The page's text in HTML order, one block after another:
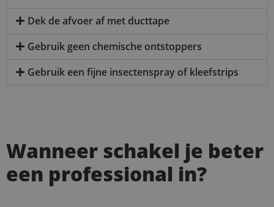
Dek de afvoer af met ducttape
Gebruik geen chemische ontstoppers
Gebruik een fijne insectenspray of kleefstrips
Wanneer schakel je beter
een professional in?